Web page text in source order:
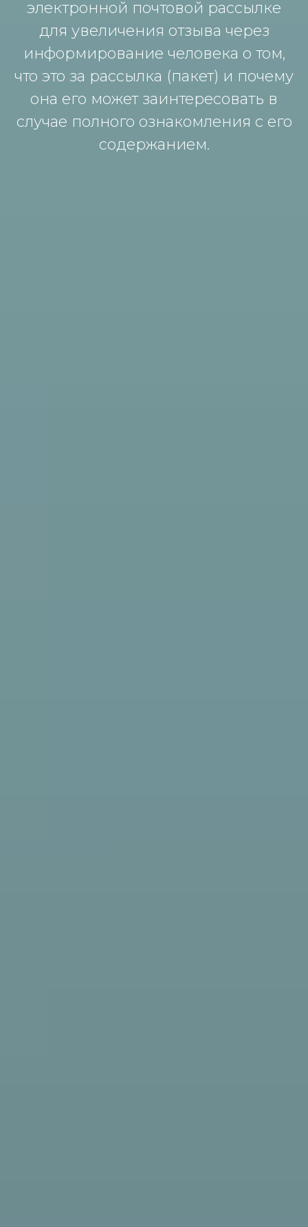
электронной почтовой рассылке
для увеличения отзыва через
информирование человека о том,
что это за рассылка (пакет) и почему
она его может заинтересовать в
случае полного ознакомления с его
содержанием.